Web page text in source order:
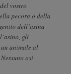
vostro
pecora o della
dell’asina
gli
animale al
osi